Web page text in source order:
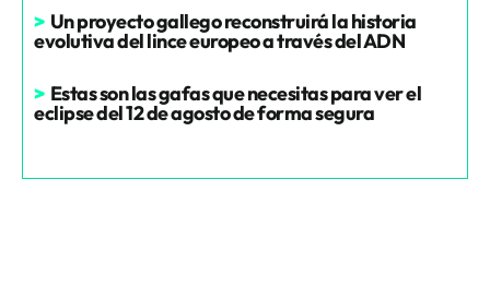
> Un proyecto gallego reconstruirá la historia
evolutiva del lince europeo a través del ADN
> Estas son las gafas que necesitas para ver el
eclipse del 12 de agosto de forma segura